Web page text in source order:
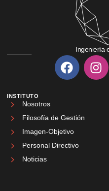
Ingeniería
INSTITUTO
Nosotros
Filosofía de Gestión
Imagen-Objetivo
Personal Directivo
Noticias